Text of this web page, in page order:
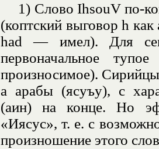
1) Слово IhsouVпо-
(коптский выговорh как
had — имел). Для
первоначальное
произносимое).
а арабы (ясуъу), с
(аин) на конце. Но
«Иясус», т. е. с
произношение этого